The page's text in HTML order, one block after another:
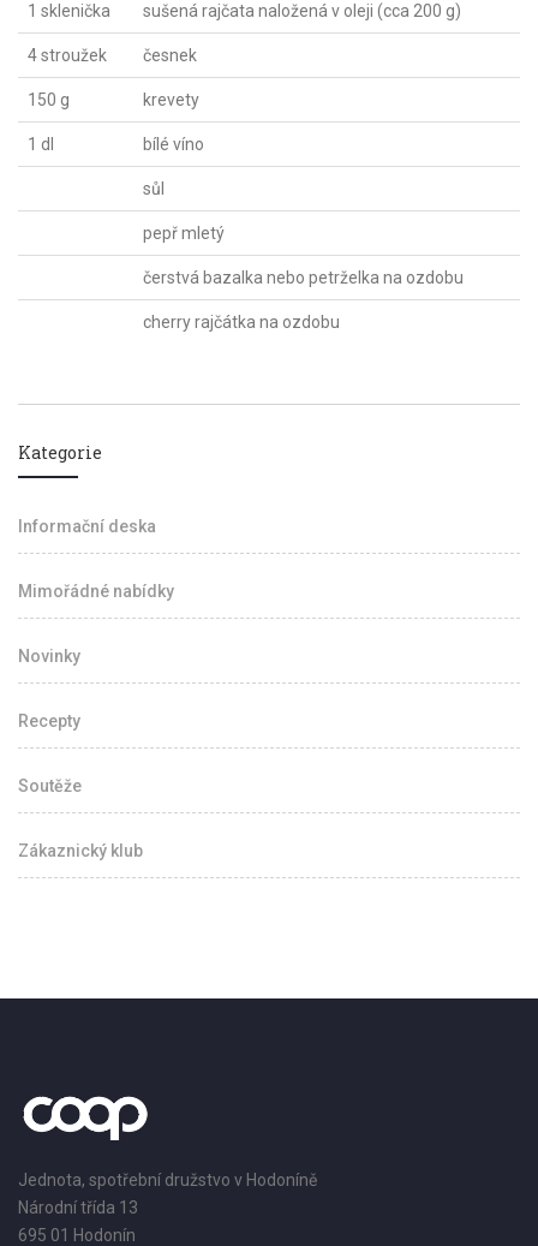
1 sklenička sušená rajčata naložená v oleji (cca 200 g)
4 stroužek česnek
150 g krevety
1 dl bílé víno
sůl
pepř mletý
čerstvá bazalka nebo petrželka na ozdobu
cherry rajčátka na ozdobu
Kategorie
Informační deska
Mimořádné nabídky
Novinky
Recepty
Soutěže
Zákaznický klub
Jednota, spotřební družstvo v Hodoníně
Národní třída 13
695 01 Hodonín